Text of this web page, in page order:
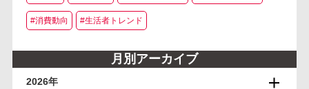
#消費動向 #生活者トレンド
月別アーカイブ
2026年